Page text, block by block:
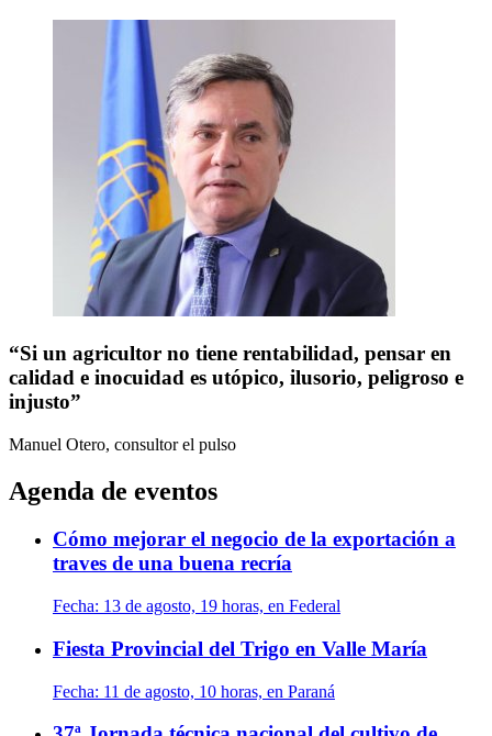
“Si un agricultor no tiene rentabilidad, pensar en
calidad e inocuidad es utópico, ilusorio, peligroso e
injusto”
Manuel Otero, consultor el pulso
Agenda de eventos
Cómo mejorar el negocio de la exportación a
traves de una buena recría
Fecha: 13 de agosto, 19 horas, en Federal
Fiesta Provincial del Trigo en Valle María
Fecha: 11 de agosto, 10 horas, en Paraná